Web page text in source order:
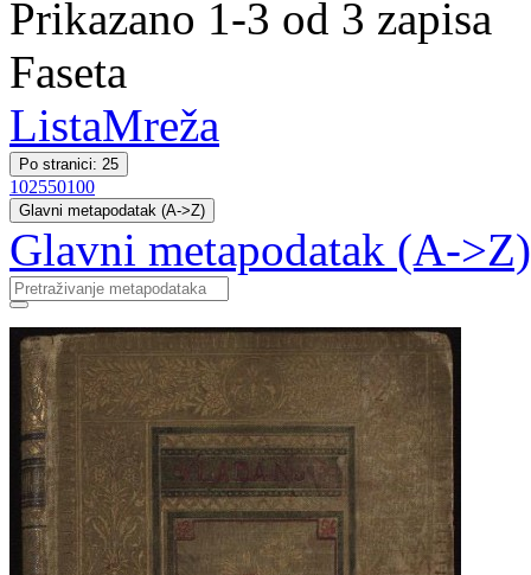
Prikazano 1-3 od 3 zapisa
Faseta
ListaMreža
Po stranici: 25
102550100
Glavni metapodatak (A->Z)
Glavni metapodatak (A->Z)